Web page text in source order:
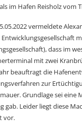
im Hafen Reisholz vom
vermeldete
dass im
mit zwei
beauftragt die
zur
Grundlage sei eine
gab. Leider liegt diese
vor.